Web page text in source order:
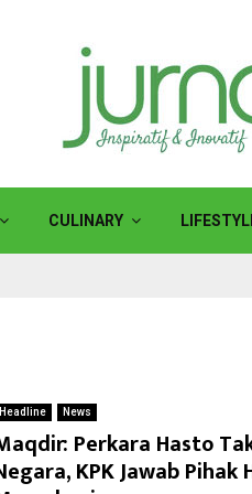
CULINARY
Headline News
Perkara Hasto
KPK Jawab Pihak